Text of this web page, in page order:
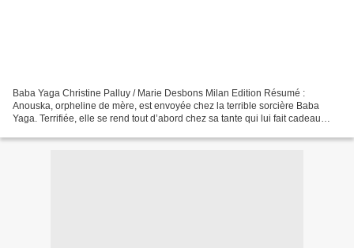
Baba Yaga Christine Palluy / Marie Desbons Milan Edition Résumé :
Anouska, orpheline de mère, est envoyée chez la terrible sorcière Baba
Yaga. Terrifiée, elle se rend tout d’abord chez sa tante qui lui fait cadeau